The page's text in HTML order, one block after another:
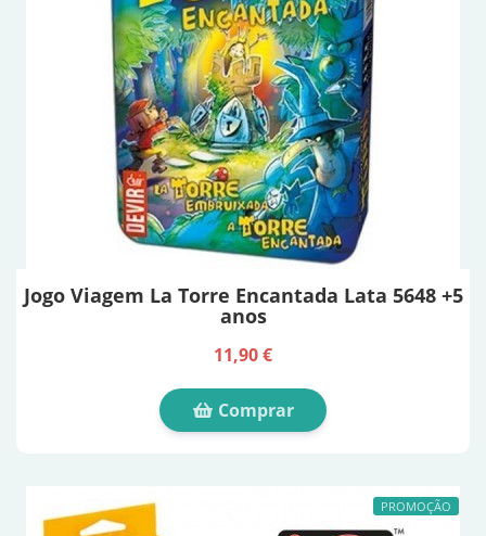
Jogo Viagem La Torre Encantada Lata 5648 +5
anos
11,90 €
Comprar
PROMOÇÃO